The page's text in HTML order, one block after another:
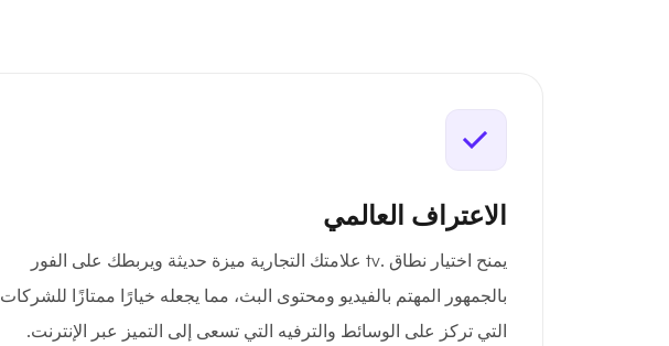
الاعتراف العالمي
يمنح اختيار نطاق .tv علامتك التجارية ميزة حديثة ويربطك على الفور
بالجمهور المهتم بالفيديو ومحتوى البث، مما يجعله خيارًا ممتازًا للشركات
التي تركز على الوسائط والترفيه التي تسعى إلى التميز عبر الإنترنت.